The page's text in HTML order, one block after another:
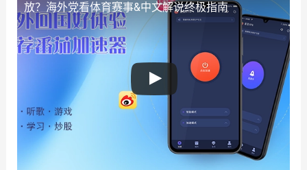
放？海外党看体育赛事&中文解说终极指南